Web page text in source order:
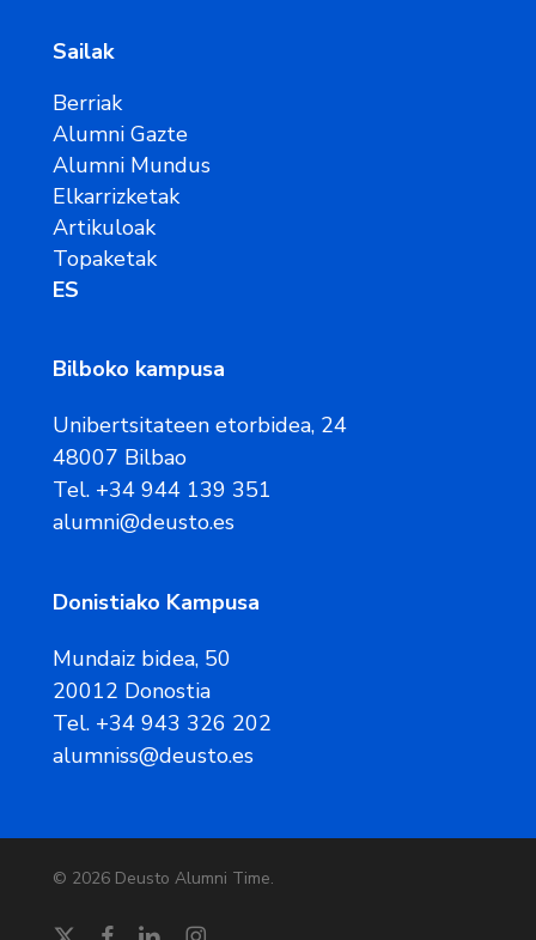
Sailak
Berriak
Alumni Gazte
Alumni Mundus
Elkarrizketak
Artikuloak
Topaketak
ES
Bilboko kampusa
Unibertsitateen etorbidea, 24
48007 Bilbao
Tel. +34 944 139 351
alumni@deusto.es
Donistiako Kampusa
Mundaiz bidea, 50
20012 Donostia
Tel. +34 943 326 202
alumniss@deusto.es
© 2026 Deusto Alumni Time.
twitterfacebooklinkedininstagram